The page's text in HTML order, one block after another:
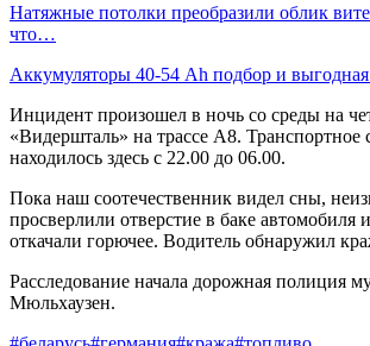
Натяжные потолки преобразили облик
что…
Аккумуляторы 40-54 Ah подбор и
Инцидент произошел в ночь со среды на
«Видершталь» на трассе А8. Транспортное
находилось здесь с 22.00 до 06.00.
Пока наш соотечественник видел сны,
просверлили отверстие в баке автомобиля
откачали горючее. Водитель обнаружил
Расследование начала дорожная полиция
Мюльхаузен.